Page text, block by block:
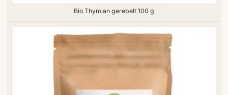
Bio Thymian gerebelt 100 g